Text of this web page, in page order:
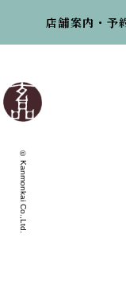
店舗案内・予
© Kanmonkai Co.,Ltd.